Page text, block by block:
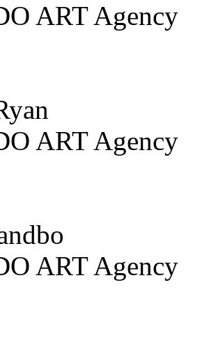
ART Agency
ART Agency
ART Agency